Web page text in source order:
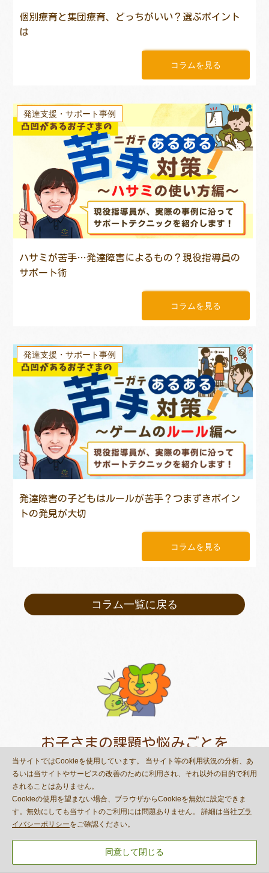
個別療育と集団療育、どっちがいい？選ぶポイント
は
コラムを見る
発達支援・サポート事例
ハサミが苦手…発達障害によるもの？現役指導員の
サポート術
コラムを見る
発達支援・サポート事例
発達障害の子どもはルールが苦手？つまずきポイン
トの発見が大切
コラムを見る
コラム一覧に戻る
お子さまの課題や悩みごとを
相談してみませんか？
「できる！」を増やすプログラムの無料体験会を開催中。
資料請求のみのご希望も承っております。
まずはお気軽にお問い合わせください。
当サイトではCookieを使用しています。 当サイト等の利用状況の分析、あ
るいは当サイトやサービスの改善のために利用され、それ以外の目的で利用
されることはありません。
Cookieの使用を望まない場合、ブラウザからCookieを無効に設定できま
す。無効にしても当サイトのご利用には問題ありません。 詳細は当社プラ
イバシーポリシーをご確認ください。
同意して閉じる